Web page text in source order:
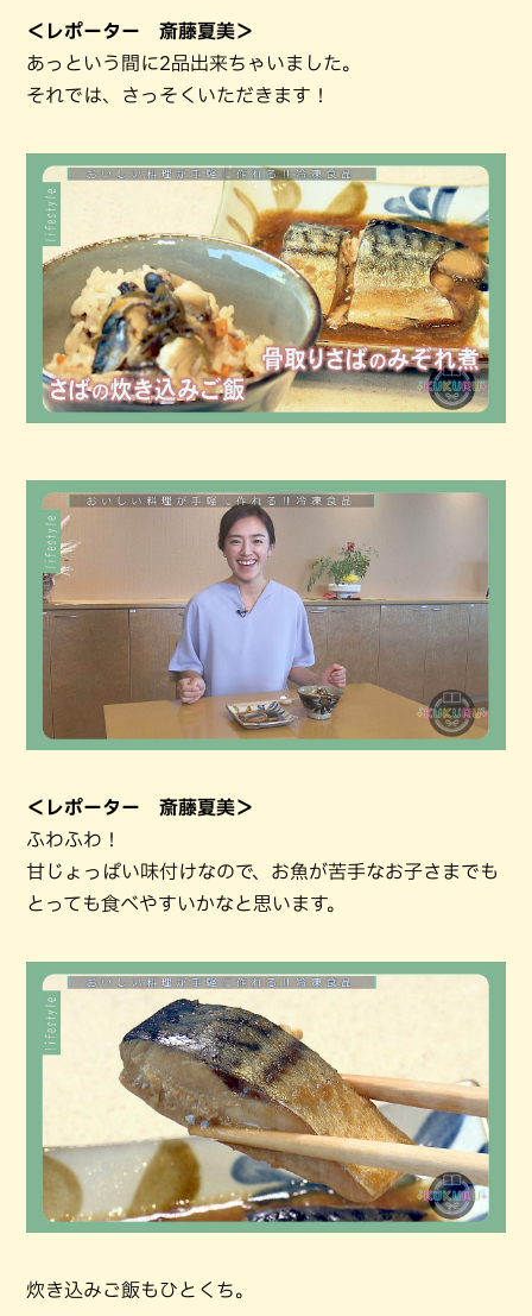
＜レポーター 斎藤夏美＞
あっという間に2品出来ちゃいました。
それでは、さっそくいただきます！
＜レポーター 斎藤夏美＞
ふわふわ！
甘じょっぱい味付けなので、お魚が苦手なお子さまでも
とっても食べやすいかなと思います。
炊き込みご飯もひとくち。